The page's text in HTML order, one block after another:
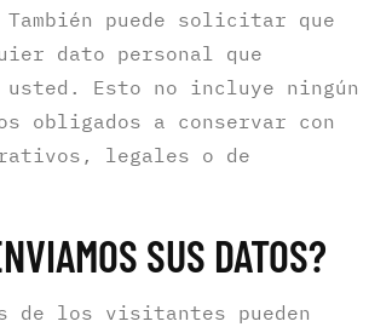
También puede solicitar que
dato personal que
usted. Esto no incluye ningún
obligados a conservar con
legales o de
SUS DATOS?
de los visitantes pueden